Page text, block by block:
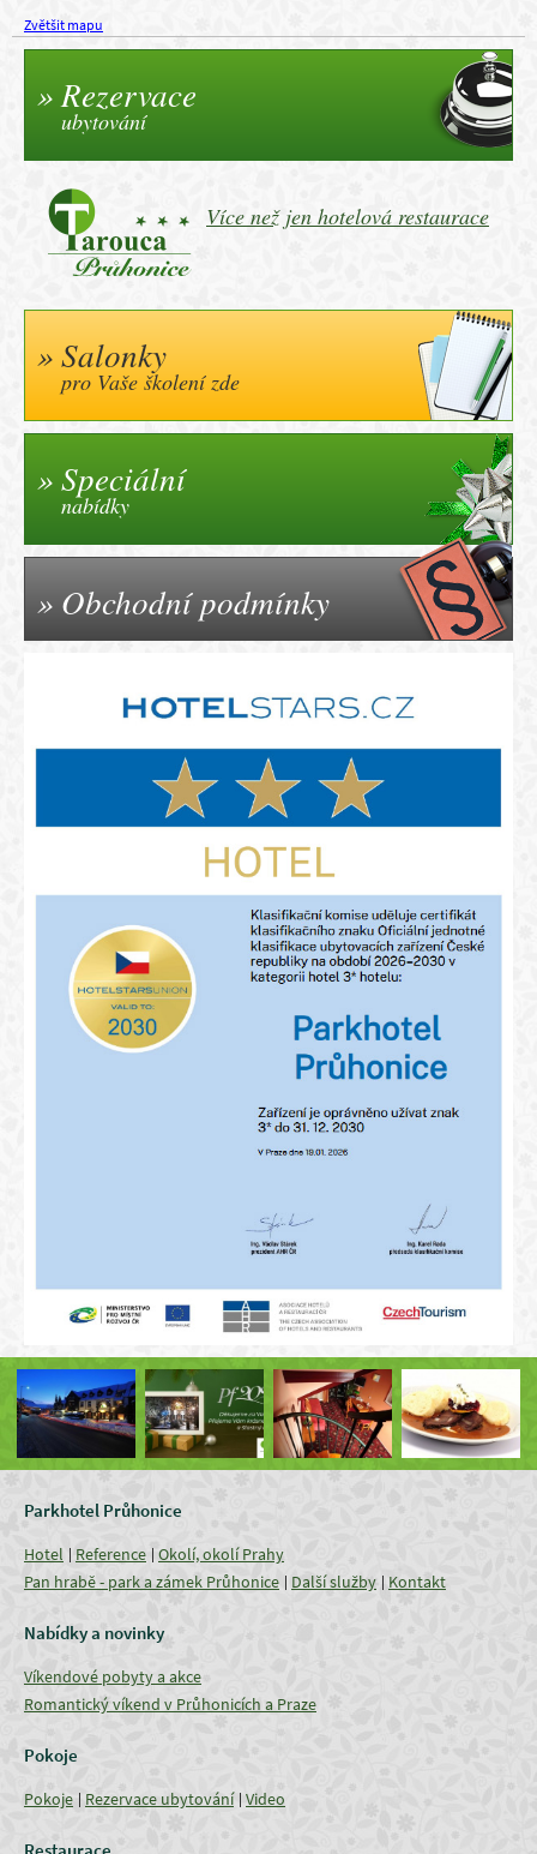
Zvětšit mapu
Rezervace
ubytování
Více než jen hotelová restaurace
Salonky
pro Vaše školení zde
Speciální
nabídky
Obchodní podmínky
Parkhotel Průhonice
Hotel Reference Okolí, okolí Prahy
Pan hrabě - park a zámek Průhonice
Další služby Kontakt
Nabídky a novinky
Víkendové pobyty a akce
Romantický víkend v Průhonicích a Praze
Pokoje
Pokoje Rezervace ubytování Video